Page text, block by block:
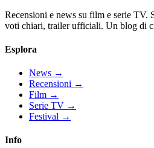
Recensioni e news su film e serie TV.
voti chiari, trailer ufficiali. Un blog di
Esplora
News →
Recensioni →
Film →
Serie TV →
Festival →
Info